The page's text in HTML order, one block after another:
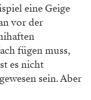
eine Geige
vor der
fügen muss,
es nicht
sein. Aber